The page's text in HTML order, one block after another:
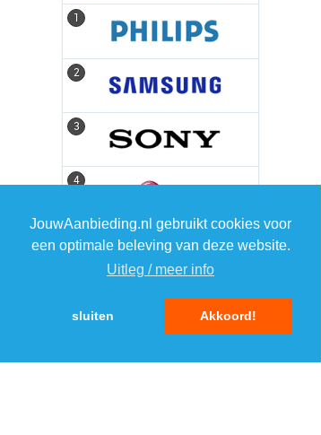
JouwAanbieding.nl gebruikt cookies voor
een optimale beleving van deze website.
Uitleg / meer info
sluiten Akkoord!
1
2
3
4